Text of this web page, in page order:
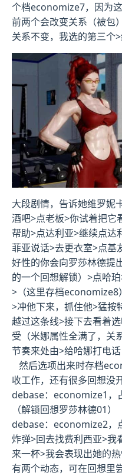
个档economize7，因为
前两个会改变关系（被包
关系不变，我选的第三个
大段剧情，告诉她维罗妮
酒吧>点老板>你试着把它
帮助>点达利亚>继续点达
菲亚说话>去更衣室>点基
好性的你会向罗莎林德提
的一个回想解锁）>点哈
>（这里存档economize8
>冲他下来，抓住他>猛按
越过这条线>接下去看着
受（米娜属性全满了，关
节奏来处由>给哈娜打电话
然后选项出来时存档
收工作，还有很多回想没开
debase：economize1 ，
（解锁回想罗莎林德01）
debase：economize2，
炸弹>回去找费利西亚>我
来一杯>我会表现出她的
有两个动态，可在回想里